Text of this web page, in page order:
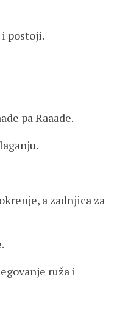
i postoji.
pa Raaade.
a zadnjica za
ruža i